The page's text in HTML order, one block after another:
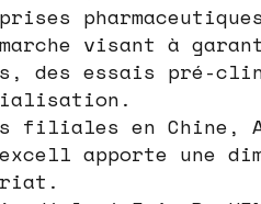
visant à
des essais pré-
filiales en Chine,
apporte une